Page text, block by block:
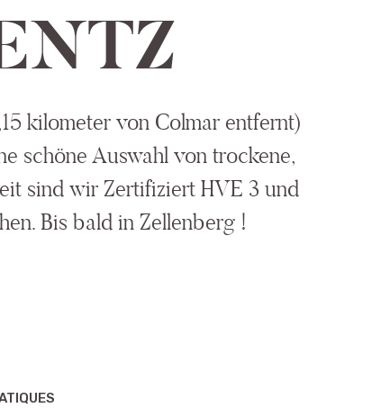
kilometer von Colmar entfernt)
schöne Auswahl von trockene,
sind wir Zertifiziert HVE 3 und
Bis bald in Zellenberg !